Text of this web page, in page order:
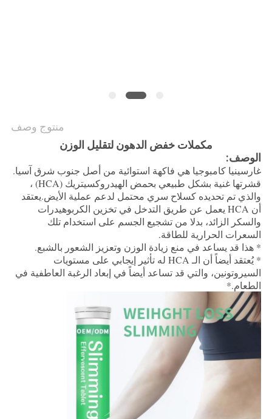
منتوج وصف
مكملات خفض الدهون لتقليل الوزن
الوصف:
غارسينيا كامبوجيا هي فاكهة استوائية من أصل جنوب شرق آسيا.
قشرتها غنية بشكل طبيعي بحمض الهيدروكسيتريك (HCA) ،
والذي تم تحديده كسلاح سري محتمل لدعم عملية الأيض.يعتقد
أن HCA يعمل عن طريق التدخل في تخزين الكربوهيدرات
والسكر الزائد، بدلا من تشجيع الجسم على استخدام تلك
السعرات الحرارية للطاقة.
* هذا قد يساعد في منع زيادة الوزن وتعزيز الشعور بالشبع.
* يُعتقد أيضاً أن الـ HCA له تأثير إيجابي على مستويات
السيروتونين، والتي قد تساعد أيضاً في إبعاد الرغبة العاطفية في
الطعام.*